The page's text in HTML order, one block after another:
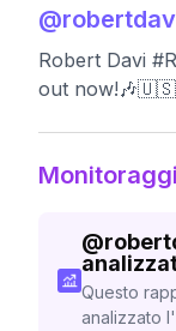
@
Robert Davi
out
@
Questo
analizzato